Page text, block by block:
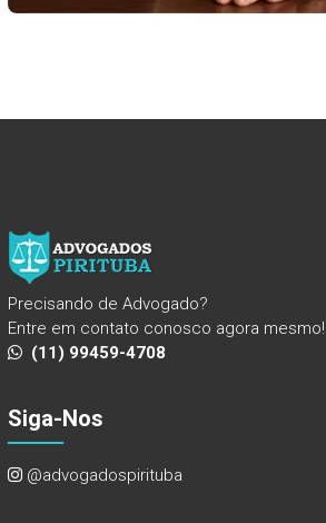
Precisando de Advogado?
Entre em contato conosco agora mesmo!
(11) 99459-4708
Siga-Nos
@advogadospirituba